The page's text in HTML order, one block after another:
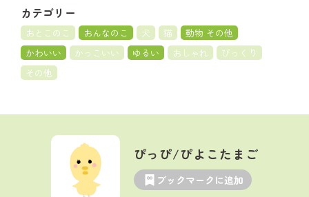
カテゴリー
おとこのこ おんなのこ 犬 猫
動物 その他
かわいい
かっこいい ゆるい おしゃれ
びっくり
その他
ぴっぴ/ぴよこたまご
ブックマークに追加